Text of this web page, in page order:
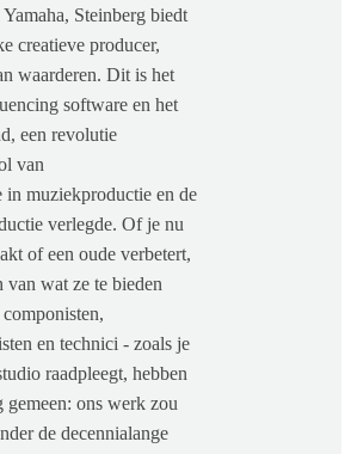
Steinberg biedt
creatieve producer,
waarderen. Dit is het
software en het
een revolutie
van
in muziekproductie en de
verlegde. Of je nu
of een oude verbetert,
van wat ze te bieden
en technici - zoals je
raadpleegt, hebben
gemeen: ons werk zou
de decennialange